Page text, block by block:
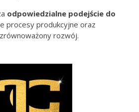
odpowiedzialne podejście do
procesy produkcyjne oraz
rozwój.